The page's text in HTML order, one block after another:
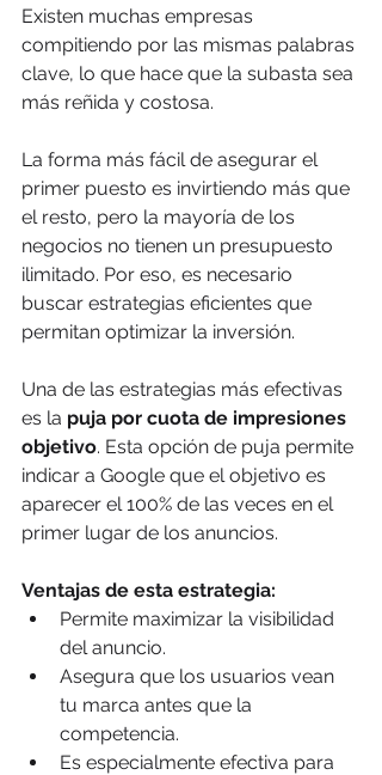
Existen muchas empresas
compitiendo por las mismas palabras
clave, lo que hace que la subasta sea
más reñida y costosa.
La forma más fácil de asegurar el
primer puesto es invirtiendo más que
el resto, pero la mayoría de los
negocios no tienen un presupuesto
ilimitado. Por eso, es necesario
buscar estrategias eficientes que
permitan optimizar la inversión.
Una de las estrategias más efectivas
es la puja por cuota de impresiones
objetivo. Esta opción de puja permite
indicar a Google que el objetivo es
aparecer el 100% de las veces en el
primer lugar de los anuncios.
Ventajas de esta estrategia:
Permite maximizar la visibilidad
del anuncio.
Asegura que los usuarios vean
tu marca antes que la
competencia.
Es especialmente efectiva para